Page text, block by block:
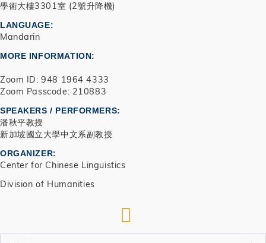
學術大樓3301室 (2號升降機)
LANGUAGE
Mandarin
MORE INFORMATION
Zoom ID: 948 1964 4333
Zoom Passcode: 210883
SPEAKERS / PERFORMERS:
潘秋平教授
新加坡國立大學中文系副教授
ORGANIZER
Center for Chinese Linguistics
Division of Humanities